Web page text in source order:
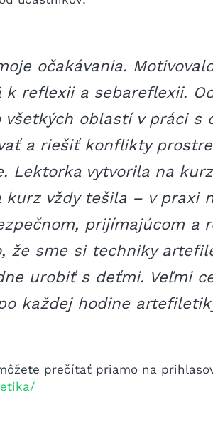
očakávania.
reflexii a sebareflexii.
všetkých oblastí v práci s
a riešiť konflikty
Lektorka vytvorila na
kurz vždy tešila – v praxi
prijímajúcom a
že sme si techniky
urobiť s deťmi. Veľmi
každej hodine
prečítať priamo na